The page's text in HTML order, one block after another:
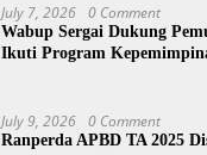
July 7, 2026 0 Comment
Wabup Sergai Dukung
Ikuti Program
July 9, 2026 0 Comment
Ranperda APBD TA 2025